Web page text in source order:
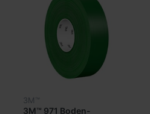
3M™
3M™ 971 Boden-